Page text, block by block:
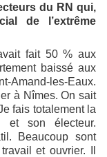
du RN qui,
de l’extrême
fait 50 % aux
baissé aux
Amand-les-Eaux.
à Nîmes. On sait
fais totalement la
et son électeur.
Beaucoup sont
et ouvrier. Il